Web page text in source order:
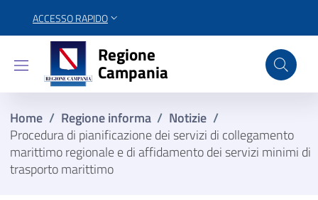
ACCESSO RAPIDO
Regione Campania
Regione
Campania
Home / Regione informa / Notizie /
Procedura di pianificazione dei servizi di collegamento
marittimo regionale e di affidamento dei servizi minimi di
trasporto marittimo